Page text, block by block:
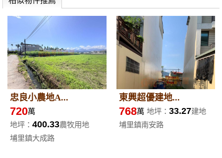
忠良小農地A...
720萬
地坪： 400.33農牧用地
埔里鎮大成路
東興超優建地...
768萬 地坪： 33.27建地
埔里鎮南安路